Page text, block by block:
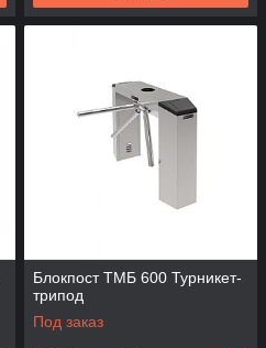
Блокпост ТМБ 600 Турникет-
трипод
Под заказ